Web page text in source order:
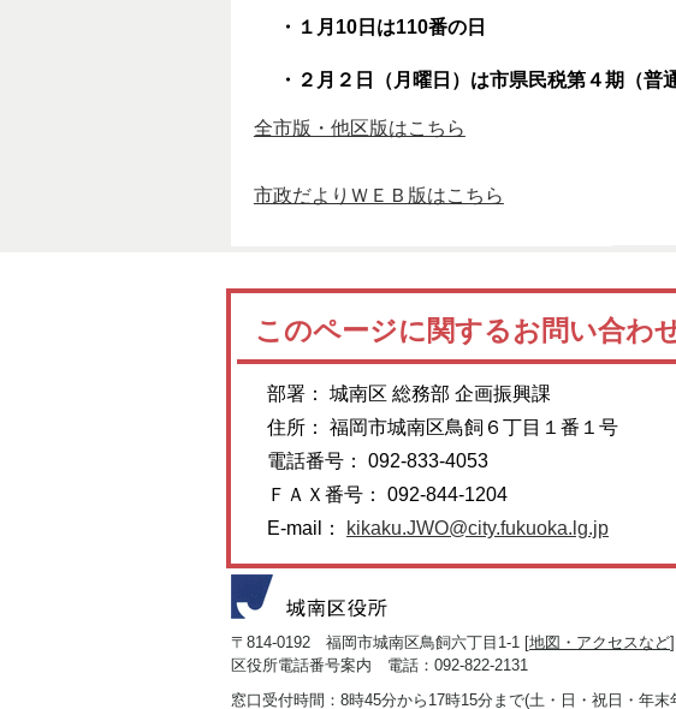
・１月10日は110番の日
・２月 ２ 日（月曜日）は市県民税第４期（普
全市版・他区版はこちら
市政だよりＷＥＢ版はこちら
このページに関するお問い合わ
部署： 城南区 総務部 企画振興課
住所： 福岡市城南区鳥飼６丁目１番１号
電話番号： 092-833-4053
ＦＡＸ番号： 092-844-1204
E-mail：
kikaku.JWO@city.fukuoka.lg.jp
〒814-0192 福岡市城南区鳥飼六丁目1-1 [地図・アクセスなど]
区役所電話番号案内 電話：092-822-2131
窓口受付時間：8時45分から17時15分まで(土・日・祝日・年末